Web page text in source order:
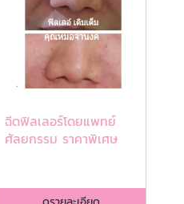
ฉีดฟิลเลอร์โดยแพทย์
ศัลยกรรม ราคาพิเศษ